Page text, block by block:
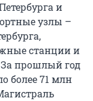
и
узлы –
станции и
прошлый год
более 71 млн